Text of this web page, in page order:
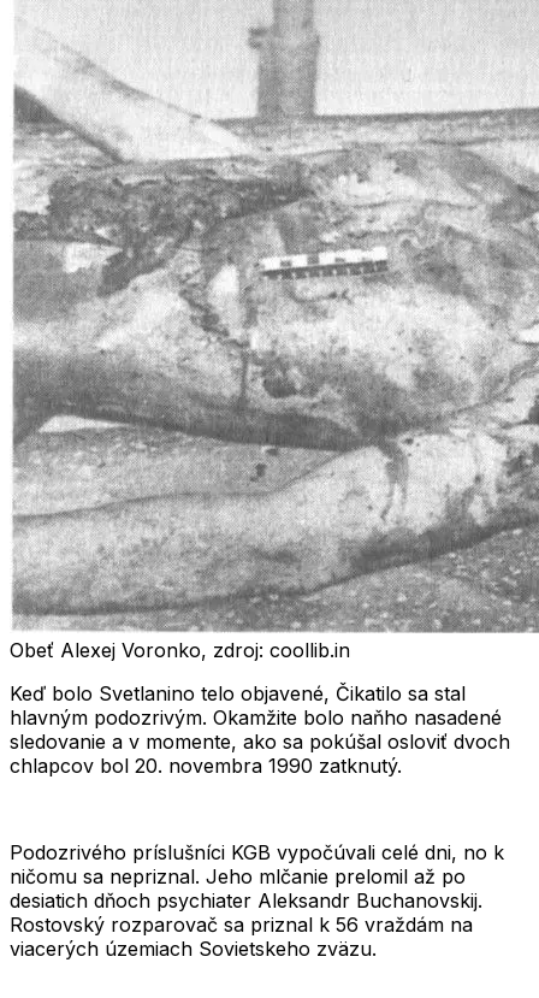
Obeť Alexej Voronko, zdroj: coollib.in
Keď bolo Svetlanino telo objavené, Čikatilo sa stal
hlavným podozrivým. Okamžite bolo naňho nasadené
sledovanie a v momente, ako sa pokúšal osloviť dvoch
chlapcov bol 20. novembra 1990 zatknutý.
Podozrivého príslušníci KGB vypočúvali celé dni, no k
ničomu sa nepriznal. Jeho mlčanie prelomil až po
desiatich dňoch psychiater Aleksandr Buchanovskij.
Rostovský rozparovač sa priznal k 56 vraždám na
viacerých územiach Sovietskeho zväzu.